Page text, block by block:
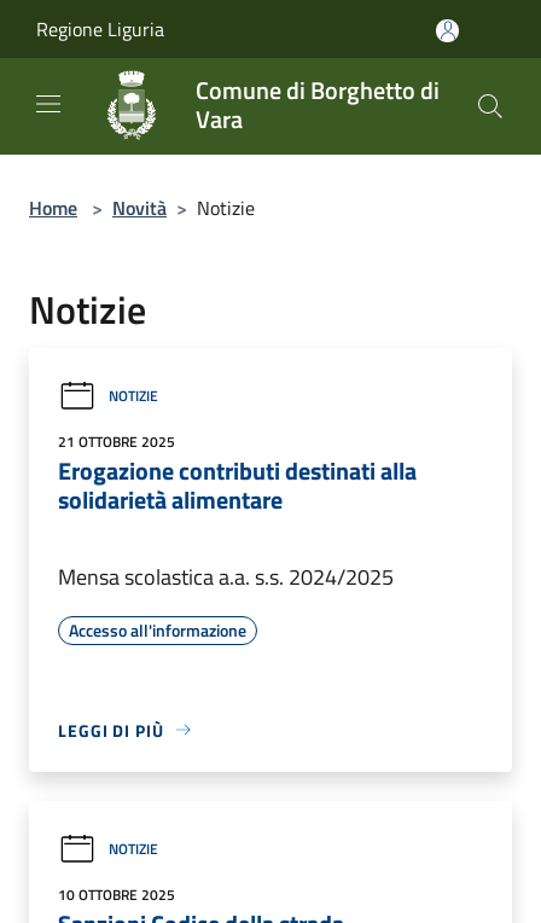
Regione Liguria
Comune di Borghetto di
Vara
Home > Novità > Notizie
Notizie
NOTIZIE
21 OTTOBRE 2025
Erogazione contributi destinati alla
solidarietà alimentare
Mensa scolastica a.a. s.s. 2024/2025
Accesso all'informazione
LEGGI DI PIÙ
NOTIZIE
10 OTTOBRE 2025